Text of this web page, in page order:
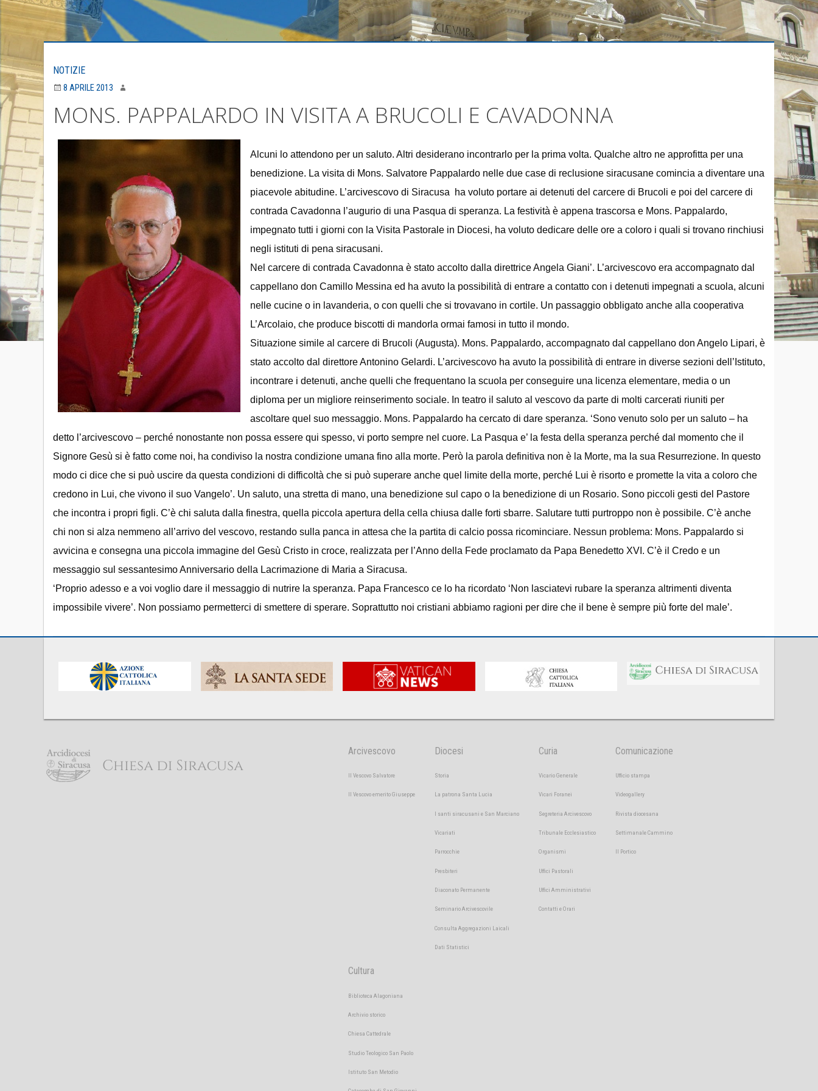
NOTIZIE
8 APRILE 2013
MONS. PAPPALARDO IN VISITA A BRUCOLI E CAVADONNA
Alcuni lo attendono per un saluto. Altri desiderano incontrarlo per la prima volta. Qualche altro ne approfitta per una
benedizione. La visita di Mons. Salvatore Pappalardo nelle due case di reclusione siracusane comincia a diventare una
piacevole abitudine. L’arcivescovo di Siracusa ha voluto portare ai detenuti del carcere di Brucoli e poi del carcere di
contrada Cavadonna l’augurio di una Pasqua di speranza. La festività è appena trascorsa e Mons. Pappalardo,
impegnato tutti i giorni con la Visita Pastorale in Diocesi, ha voluto dedicare delle ore a coloro i quali si trovano rinchiusi
negli istituti di pena siracusani.
Nel carcere di contrada Cavadonna è stato accolto dalla direttrice Angela Giani’. L’arcivescovo era accompagnato dal
cappellano don Camillo Messina ed ha avuto la possibilità di entrare a contatto con i detenuti impegnati a scuola, alcuni
nelle cucine o in lavanderia, o con quelli che si trovavano in cortile. Un passaggio obbligato anche alla cooperativa
L’Arcolaio, che produce biscotti di mandorla ormai famosi in tutto il mondo.
Situazione simile al carcere di Brucoli (Augusta). Mons. Pappalardo, accompagnato dal cappellano don Angelo Lipari, è
stato accolto dal direttore Antonino Gelardi. L’arcivescovo ha avuto la possibilità di entrare in diverse sezioni dell’Istituto,
incontrare i detenuti, anche quelli che frequentano la scuola per conseguire una licenza elementare, media o un
diploma per un migliore reinserimento sociale. In teatro il saluto al vescovo da parte di molti carcerati riuniti per
ascoltare quel suo messaggio. Mons. Pappalardo ha cercato di dare speranza. ‘Sono venuto solo per un saluto – ha
detto l’arcivescovo – perché nonostante non possa essere qui spesso, vi porto sempre nel cuore. La Pasqua e’ la festa della speranza perché dal momento che il
Signore Gesù si è fatto come noi, ha condiviso la nostra condizione umana fino alla morte. Però la parola definitiva non è la Morte, ma la sua Resurrezione. In questo
modo ci dice che si può uscire da questa condizioni di difficoltà che si può superare anche quel limite della morte, perché Lui è risorto e promette la vita a coloro che
credono in Lui, che vivono il suo Vangelo’. Un saluto, una stretta di mano, una benedizione sul capo o la benedizione di un Rosario. Sono piccoli gesti del Pastore
che incontra i propri figli. C’è chi saluta dalla finestra, quella piccola apertura della cella chiusa dalle forti sbarre. Salutare tutti purtroppo non è possibile. C’è anche
chi non si alza nemmeno all’arrivo del vescovo, restando sulla panca in attesa che la partita di calcio possa ricominciare. Nessun problema: Mons. Pappalardo si
avvicina e consegna una piccola immagine del Gesù Cristo in croce, realizzata per l’Anno della Fede proclamato da Papa Benedetto XVI. C’è il Credo e un
messaggio sul sessantesimo Anniversario della Lacrimazione di Maria a Siracusa.
‘Proprio adesso e a voi voglio dare il messaggio di nutrire la speranza. Papa Francesco ce lo ha ricordato ‘Non lasciatevi rubare la speranza altrimenti diventa
impossibile vivere’. Non possiamo permetterci di smettere di sperare. Soprattutto noi cristiani abbiamo ragioni per dire che il bene è sempre più forte del male’.
Arcivescovo
Il Vescovo Salvatore
Il Vescovo emerito Giuseppe
Diocesi
Storia
La patrona Santa Lucia
I santi siracusani e San Marciano
Vicariati
Parrocchie
Presbiteri
Diaconato Permanente
Seminario Arcivescovile
Consulta Aggregazioni Laicali
Dati Statistici
Curia
Vicario Generale
Vicari Foranei
Segreteria Arcivescovo
Tribunale Ecclesiastico
Organismi
Uffici Pastorali
Uffici Amministrativi
Contatti e Orari
Comunicazione
Ufficio stampa
Videogallery
Rivista diocesana
Settimanale Cammino
Il Portico
Cultura
Biblioteca Alagoniana
Archivio storico
Chiesa Cattedrale
Studio Teologico San Paolo
Istituto San Metodio